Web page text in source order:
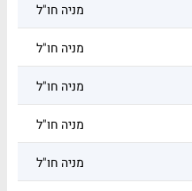
מניה חו"ל
מניה חו"ל
מניה חו"ל
מניה חו"ל
מניה חו"ל